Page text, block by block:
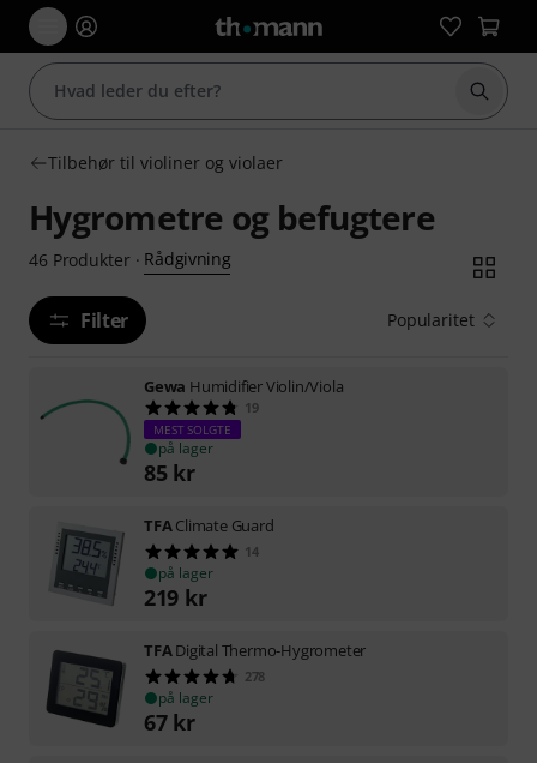
Start
Tilbehør til violiner og violaer
Hygrometre og befugtere
46 Produkter· Rådgivning
Filter Popularitet
Gewa Humidifier Violin/Viola
19
MEST SOLGTE
på lager
85 kr
TFAClimate Guard
14
på lager
219 kr
TFADigital Thermo-Hygrometer
278
på lager
67 kr